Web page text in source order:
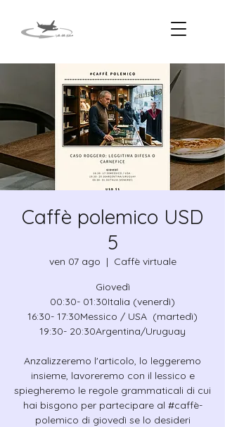
Caffè polemico USD
5
ven 07 ago
  |
Caffè virtuale
Giovedì
00:30- 01:30Italia (venerdì)
16:30- 17:30Messico / USA (martedì)
19:30- 20:30Argentina/Uruguay
Anzalizzeremo l'articolo, lo leggeremo
insieme, lavoreremo con il lessico e
spiegheremo le regole grammaticali di cui
hai bisgono per partecipare al #caffè-
polemico di giovedì se lo desideri